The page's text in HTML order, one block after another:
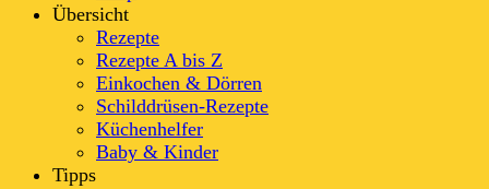
Übersicht
Rezepte
Rezepte A bis Z
Einkochen & Dörren
Schilddrüsen-Rezepte
Küchenhelfer
Baby & Kinder
Tipps